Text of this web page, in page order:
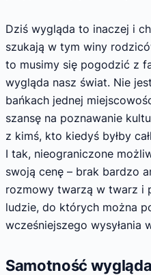
Dziś wygląda to inaczej i
szukają w tym winy
to musimy się pogodzić z
wygląda nasz świat. Nie
bańkach jednej
szansę na poznawanie
z kimś, kto kiedyś byłby
I tak, nieograniczone
swoją cenę – brak bardzo
rozmowy twarzą w twarz i
ludzie, do których można
wcześniejszego wysyłania
Samotność